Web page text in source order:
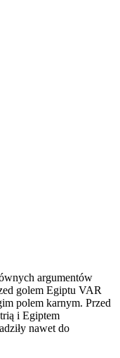
argumentów
golem Egiptu VAR
polem karnym. Przed
i Egiptem
nawet do